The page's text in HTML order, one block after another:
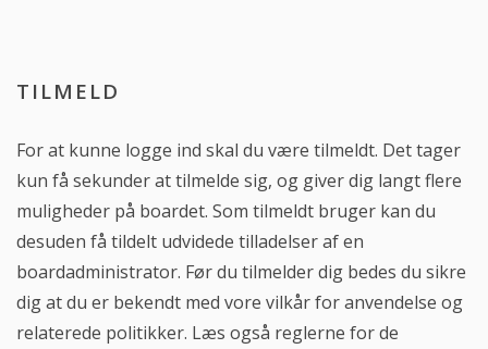
TILMELD
For at kunne logge ind skal du være tilmeldt. Det tager
kun få sekunder at tilmelde sig, og giver dig langt flere
muligheder på boardet. Som tilmeldt bruger kan du
desuden få tildelt udvidede tilladelser af en
boardadministrator. Før du tilmelder dig bedes du sikre
dig at du er bekendt med vore vilkår for anvendelse og
relaterede politikker. Læs også reglerne for de